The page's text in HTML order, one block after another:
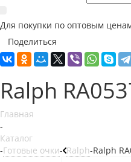
Для покупки по оптовым
Поделиться
Ralph
Главная
-
Каталог
-Готовые очки- Ralph-Ralph